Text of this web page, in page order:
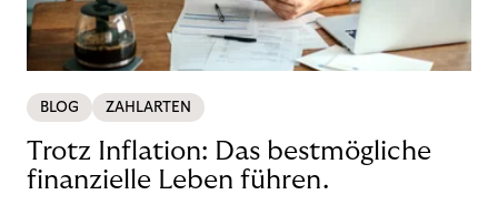
BLOG ZAHLARTEN
Trotz Inflation: Das bestmögliche
finanzielle Leben führen.